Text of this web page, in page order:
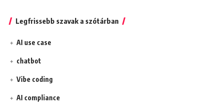
Legfrissebb szavak a szótárban
AI use case
chatbot
Vibe coding
AI compliance